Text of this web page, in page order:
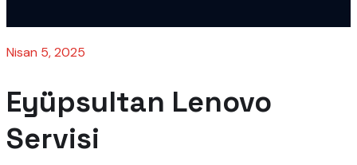
Nisan 5, 2025
Eyüpsultan Lenovo
Servisi